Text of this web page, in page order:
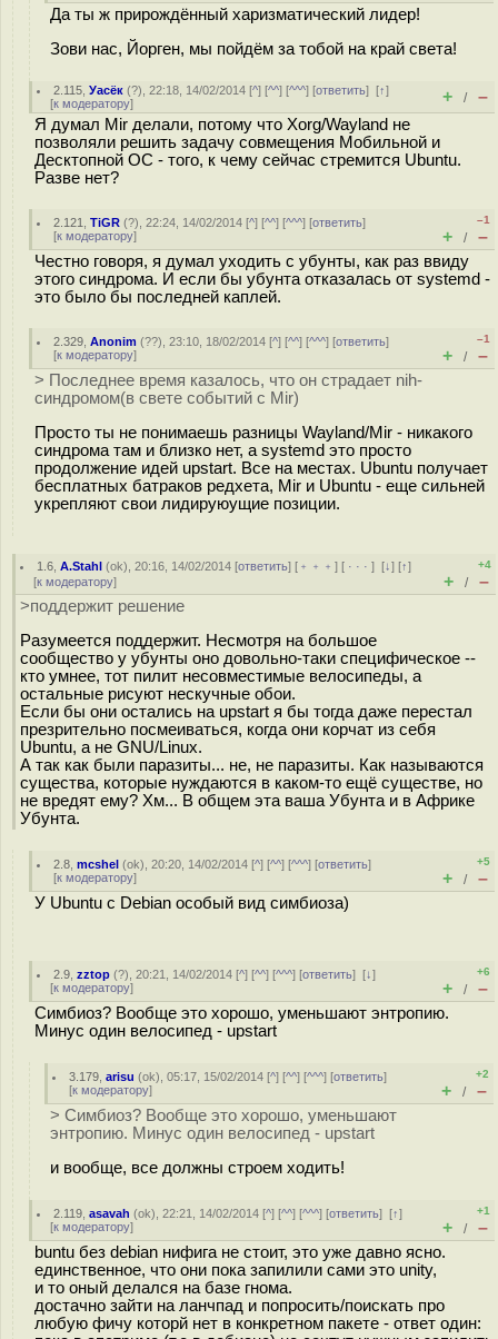
Да ты ж прирождённый харизматический лидер!
Зови нас, Йорген, мы пойдём за тобой на край света!
2.115 ,Уасёк (?), 22:18, 14/02/2014 [^] [^^] [^^^] [ответить][↑]
[к модератору] + / –
Я думал Mir делали, потому что Xorg/Wayland не
позволяли решить задачу совмещения Мобильной и
Десктопной ОС - того, к чему сейчас стремится Ubuntu.
Разве нет?
2.121 ,TiGR (?), 22:24, 14/02/2014 [^] [^^] [^^^] [ответить]
[к модератору]
–1
+ / –
Честно говоря, я думал уходить с убунты, как раз ввиду
этого синдрома. И если бы убунта отказалась от systemd -
это было бы последней каплей.
2.329 ,Anonim (??), 23:10, 18/02/2014 [^] [^^] [^^^] [ответить]
[к модератору]
–1
+ / –
> Последнее время казалось, что он страдает nih-
синдромом(в свете событий с Mir)
Просто ты не понимаешь разницы Wayland/Mir - никакого
синдрома там и близко нет, а systemd это просто
продолжение идей upstart. Все на местах. Ubuntu получает
бесплатных батраков редхета, Mir и Ubuntu - еще сильней
укрепляют свои лидируюущие позиции.
1.6 ,A.Stahl (ok), 20:16, 14/02/2014 [ответить] [ ﹢﹢﹢] [ · · ·][↓] [↑]
[к модератору]
+4
+ / –
>поддержит решение
Разумеется поддержит. Несмотря на большое
сообщество у убунты оно довольно-таки специфическое --
кто умнее, тот пилит несовместимые велосипеды, а
остальные рисуют нескучные обои.
Если бы они остались на upstart я бы тогда даже перестал
презрительно посмеиваться, когда они корчат из себя
Ubuntu, а не GNU/Linux.
А так как были паразиты... не, не паразиты. Как называются
существа, которые нуждаются в каком-то ещё существе, но
не вредят ему? Хм... В общем эта ваша Убунта и в Африке
Убунта.
2.8 ,mcshel (ok), 20:20, 14/02/2014 [^] [^^] [^^^] [ответить]
[к модератору]
+5
+ / –
У Ubuntu с Debian особый вид симбиоза)
2.9 ,zztop (?), 20:21, 14/02/2014 [^] [^^] [^^^] [ответить][↓]
[к модератору]
+6
+ / –
Симбиоз? Вообще это хорошо, уменьшают энтропию.
Минус один велосипед - upstart
3.179 ,arisu (ok), 05:17, 15/02/2014 [^] [^^] [^^^] [ответить]
[к модератору]
+2
+ / –
> Симбиоз? Вообще это хорошо, уменьшают
энтропию. Минус один велосипед - upstart
и вообще, все должны строем ходить!
2.119 ,asavah (ok), 22:21, 14/02/2014 [^] [^^] [^^^] [ответить][↑]
[к модератору]
+1
+ / –
buntu без debian нифига не стоит, это уже давно ясно.
единственное, что они пока запилили сами это unity,
и то оный делался на базе гнома.
достачно зайти на ланчпад и попросить/поискать про
любую фичу которй нет в конкретном пакете - ответ один: